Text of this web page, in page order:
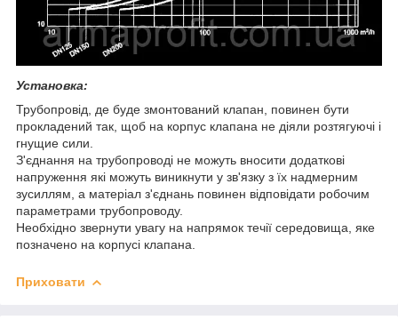
Установка:
Трубопровід, де буде змонтований клапан, повинен бути
прокладений так, щоб на корпус клапана не діяли розтягуючі і
гнущие сили.
З'єднання на трубопроводі не можуть вносити додаткові
напруження які можуть виникнути у зв'язку з їх надмерним
зусиллям, a матеріал з'єднань повинен відповідати робочим
параметрами трубопроводу.
Необхідно звернути увагу на напрямок течії середовища, яке
позначено на корпусі клапана.
Приховати